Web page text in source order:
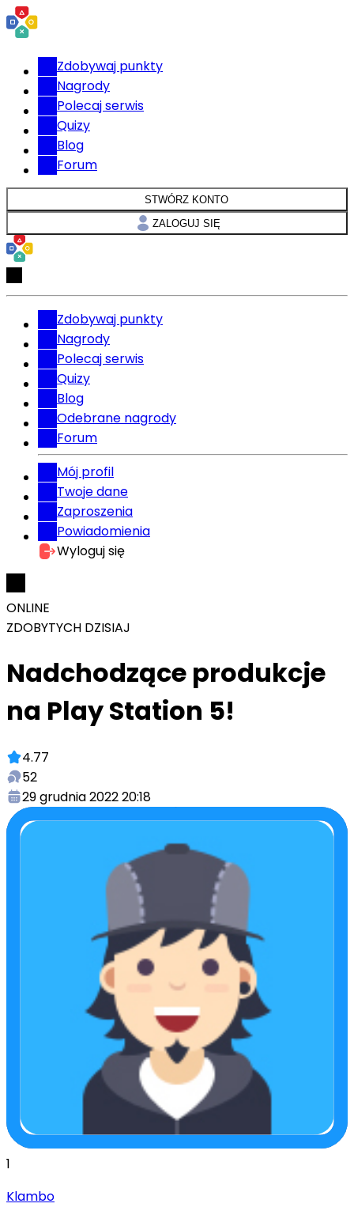
Zdobywaj punkty
Nagrody
Polecaj serwis
Quizy
Blog
Forum
STWÓRZ KONTO
ZALOGUJ SIĘ
Zdobywaj punkty
Nagrody
Polecaj serwis
Quizy
Blog
Odebrane nagrody
Forum
Mój profil
Twoje dane
Zaproszenia
Powiadomienia
Wyloguj się
ONLINE
ZDOBYTYCH DZISIAJ
Nadchodzące produkcje
na Play Station 5!
4.77
52
29 grudnia 2022 20:18
1
Klambo